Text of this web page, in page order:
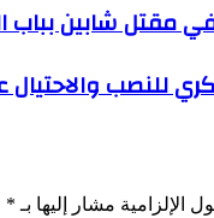
شابين بباب
للنصب والاحتيال
الإلزامية مشار إليها بـ *